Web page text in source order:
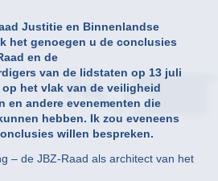
Justitie en Binnenlandse
het genoegen u de conclusies
en de
van de lidstaten op 13 juli
het vlak van de veiligheid
en andere evenementen die
hebben. Ik zou eveneens
willen bespreken.
– de JBZ-Raad als architect van het